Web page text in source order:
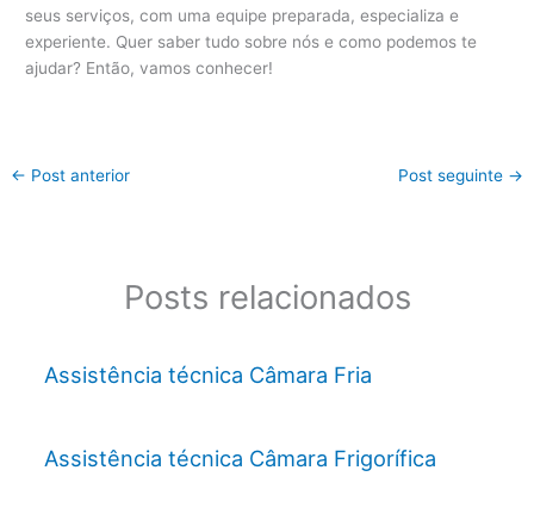
seus serviços, com uma equipe preparada, especializa e
experiente. Quer saber tudo sobre nós e como podemos te
ajudar? Então, vamos conhecer!
← Post anterior Post seguinte →
Posts relacionados
Assistência técnica Câmara Fria
Assistência técnica Câmara Frigorífica